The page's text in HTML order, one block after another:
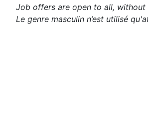
Job offers are open to all,
Le genre masculin n’est utilisé